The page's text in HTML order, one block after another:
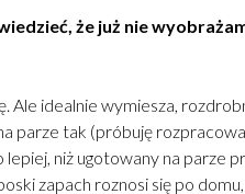
że już nie
Ale idealnie wymiesza,
parze tak (próbuję
niż ugotowany na parze
zapach roznosi się po